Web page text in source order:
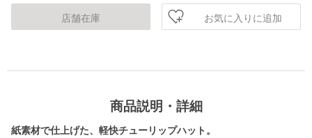
店舗在庫 お気に入りに追加
商品説明・詳細
紙素材で仕上げた、軽快チューリップハット。